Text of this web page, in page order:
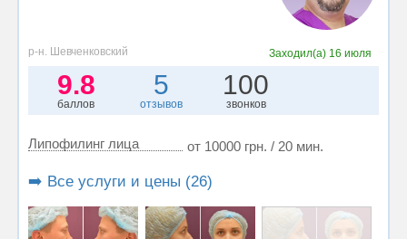
р-н. Шевченковский Заходил(а) 16 июля
9.8
баллов
5
отзывов
100
звонков
Липофилинг лица от 10000 грн. / 20 мин.
➡️ Все услуги и цены (26)